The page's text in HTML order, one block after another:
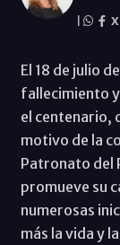
X
El 18 de julio
fallecimiento
el centenario,
motivo de la
Patronato del
promueve su
numerosas
más la vida y